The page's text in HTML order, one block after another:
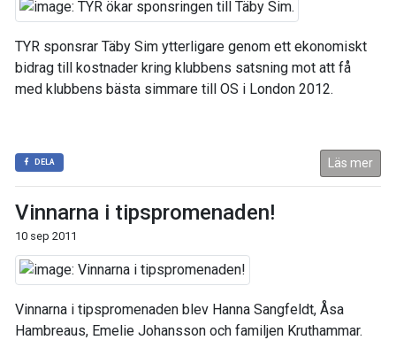
TYR sponsrar Täby Sim ytterligare genom ett ekonomiskt
bidrag till kostnader kring klubbens satsning mot att få
med klubbens bästa simmare till OS i London 2012.
DELA Läs mer
Vinnarna i tipspromenaden!
10 sep 2011
Vinnarna i tipspromenaden blev Hanna Sangfeldt, Åsa
Hambreaus, Emelie Johansson och familjen Kruthammar.